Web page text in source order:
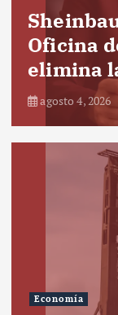
Oficina
elimina
agosto 4, 2026
Economía